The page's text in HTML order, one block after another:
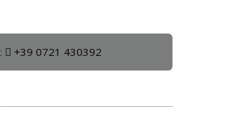
+39 0721 430392